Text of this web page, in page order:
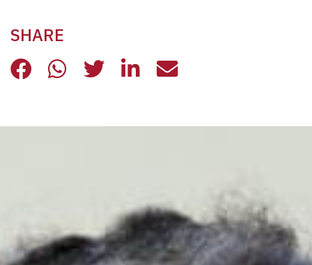
SHARE
PRESEPE 2020: AL CENTRO I
PRESEPE 2020: AL CENTRO I
PRESEPE 2020: AL
PRESEPE 2020: AL
PRESEPE 2020: